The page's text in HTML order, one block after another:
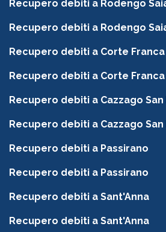
Recupero debiti a Rodengo
Recupero debiti a Rodengo
Recupero debiti a Corte Franca
Recupero debiti a Corte Franca
Recupero debiti a Cazzago
Recupero debiti a Cazzago
Recupero debiti a Passirano
Recupero debiti a Passirano
Recupero debiti a Sant'Anna
Recupero debiti a Sant'Anna